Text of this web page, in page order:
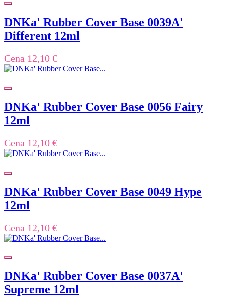
DNKa' Rubber Cover Base 0039A'
Different 12ml
Cena 12,10 €
DNKa' Rubber Cover Base 0056 Fairy
12ml
Cena 12,10 €
DNKa' Rubber Cover Base 0049 Hype
12ml
Cena 12,10 €
DNKa' Rubber Cover Base 0037A'
Supreme 12ml